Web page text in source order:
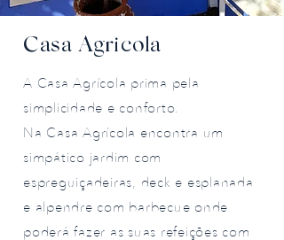
Casa Agricola
A Casa Agrícola prima pela
simplicidade e conforto.
Na Casa Agrícola encontra um
simpático jardim com
espreguiçadeiras, deck e esplanada
e alpendre com barbecue onde
poderá fazer as suas refeições com